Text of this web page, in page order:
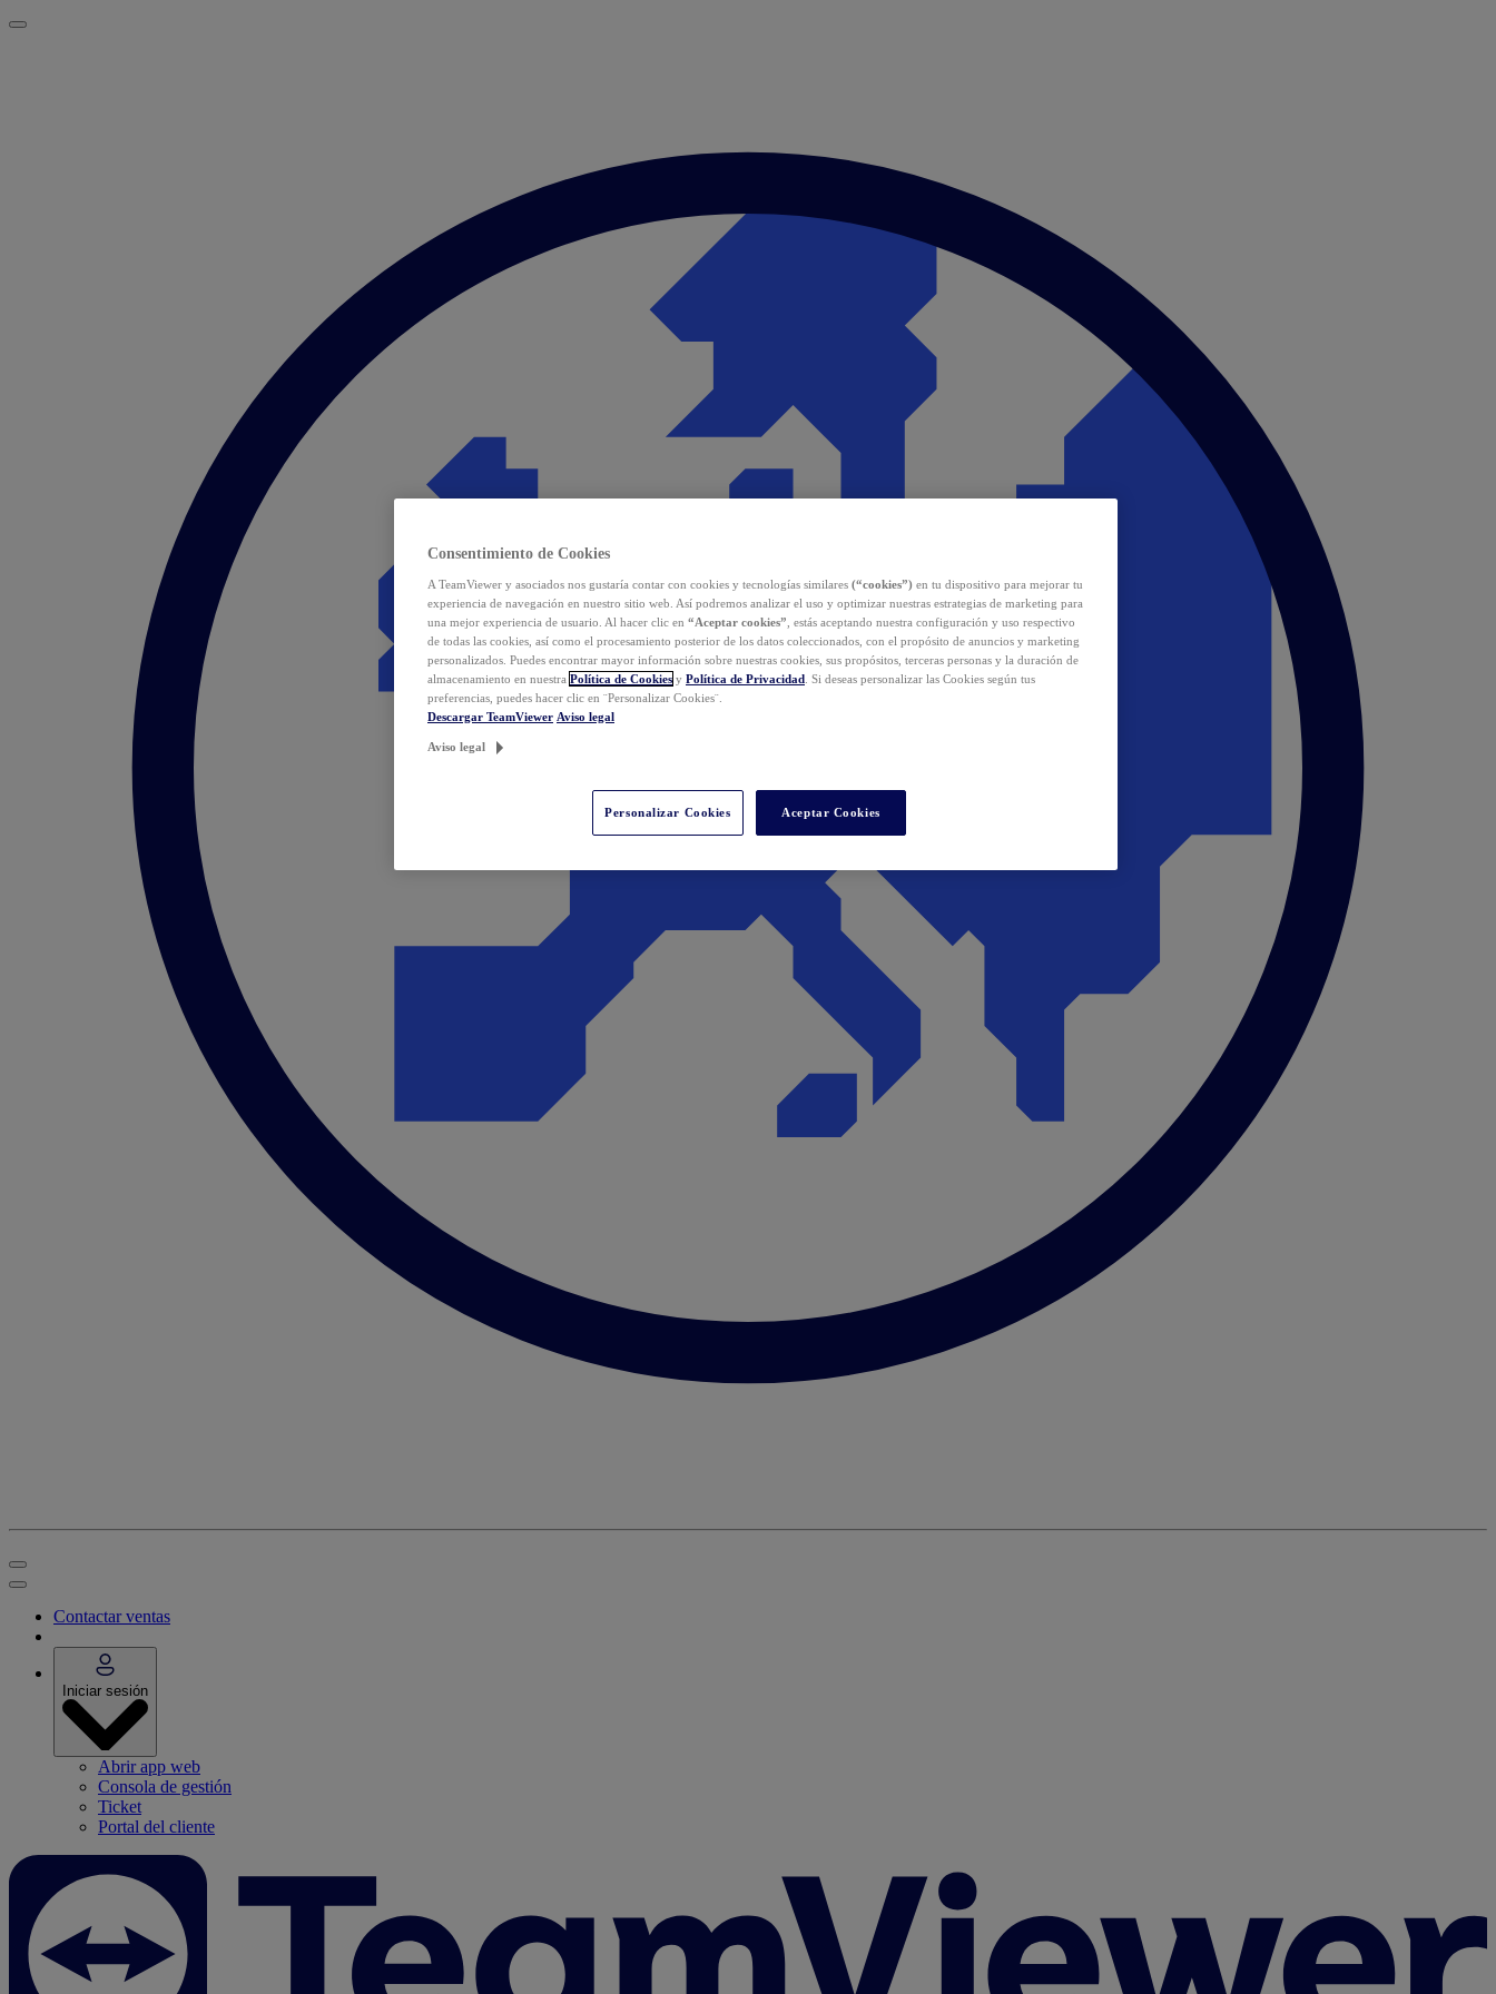
Contactar ventas
Iniciar sesión
Abrir app web
Consola de gestión
Ticket
Portal del cliente
Consentimiento de Cookies
A TeamViewer y asociados nos gustaría contar con cookies y tecnologías similares (“cookies”) en tu dispositivo para mejorar tu
experiencia de navegación en nuestro sitio web. Así podremos analizar el uso y optimizar nuestras estrategias de marketing para
una mejor experiencia de usuario. Al hacer clic en “Aceptar cookies” , estás aceptando nuestra configuración y uso respectivo
de todas las cookies, así como el procesamiento posterior de los datos coleccionados, con el propósito de anuncios y marketing
personalizados. Puedes encontrar mayor información sobre nuestras cookies, sus propósitos, terceras personas y la duración de
almacenamiento en nuestra Política de Cookies y Política de Privacidad . Si deseas personalizar las Cookies según tus
preferencias, puedes hacer clic en ¨Personalizar Cookies¨.
Descargar TeamViewer Aviso legal
Aviso legal
Personalizar Cookies Aceptar Cookies